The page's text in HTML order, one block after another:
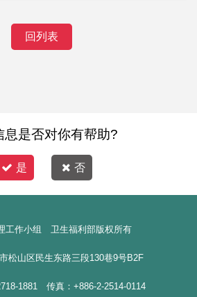
回列表
息是否对你有帮助?
是 否
工作小组 卫生福利部版权所有
松山区民生东路三段130巷9号B2F
1881 传真：+886-2-2514-0114